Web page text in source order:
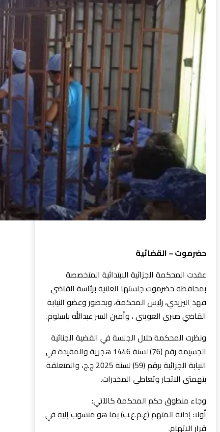
حضرموت – القضائية
عقدت المحكمة الجزائية الابتدائية المتخصصة
بمحافظة حضرموت جلستها العلنية برئاسة القاضي
فهد اليزيدي، رئيس المحكمة، وبحضور وعضو النيابة
القاضي صبري العويني ، وأمين السر عبدالله باسلوم.
ونظرت المحكمة خلال الجلسة في القضية الجنائية
الجسيمة رقم (76) لسنة 1446 هجرية والمقيدة في
النيابة الجزائية برقم (59) لسنة 2025 ج.ج، والمتعلقة
بتهمتي الاتجار وتعاطي المخدرات.
وجاء منطوق حكم المحكمة كالآتي:
أولا: إدانة المتهم (ع.م.ع.ب) بما هو منسوب إليه في
قرار الاتهام.